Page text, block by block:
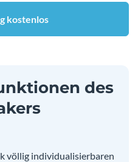
kostenlos
des
völlig individualisierbaren